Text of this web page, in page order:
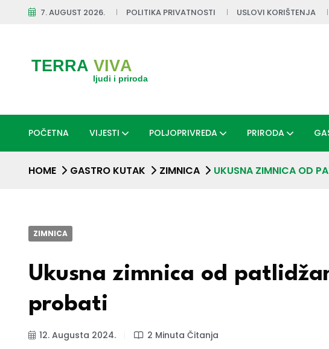
7. AUGUST 2026. POLITIKA PRIVATNOSTI USLOVI KORIŠTENJA
POČETNA VIJESTI POLJOPRIVREDA PRIRODA
HOME GASTRO KUTAK ZIMNICA UKUSNA ZIMNICA OD
ZIMNICA
Ukusna zimnica od
probati
12. Augusta 2024. 2 Minuta Čitanja